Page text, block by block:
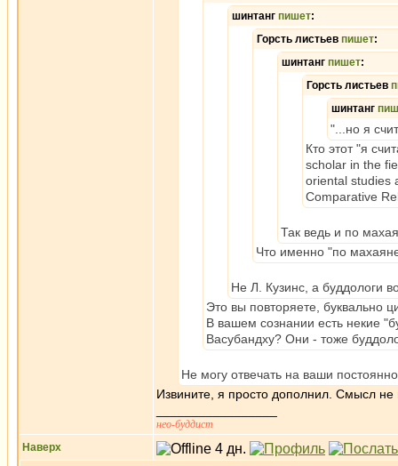
шинтанг пишет:
Горсть листьев пишет:
шинтанг пишет:
Горсть листьев
шинтанг
"...но я
Кто этот "я
scholar in the
oriental studies
Comparative
Так ведь и по
Что именно "по
Не Л. Кузинс, а буддологи
Это вы повторяете, буквально
В вашем сознании есть некие
Васубандху? Они - тоже
Не могу отвечать на ваши
Извините, я просто дополнил. Смысл не
нео-буддист
Наверх